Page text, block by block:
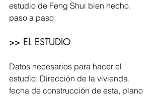
estudio de Feng Shui bien hecho,
paso a paso.
>> EL ESTUDIO
Datos necesarios para hacer el
estudio: Dirección de la vivienda,
fecha de construcción de esta, plano